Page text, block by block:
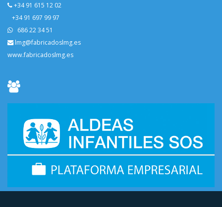
+34 91 615 12 02
+34 91 697 99 97
686 22 34 51
lmg@fabricadoslmg.es
www.fabricadoslmg.es